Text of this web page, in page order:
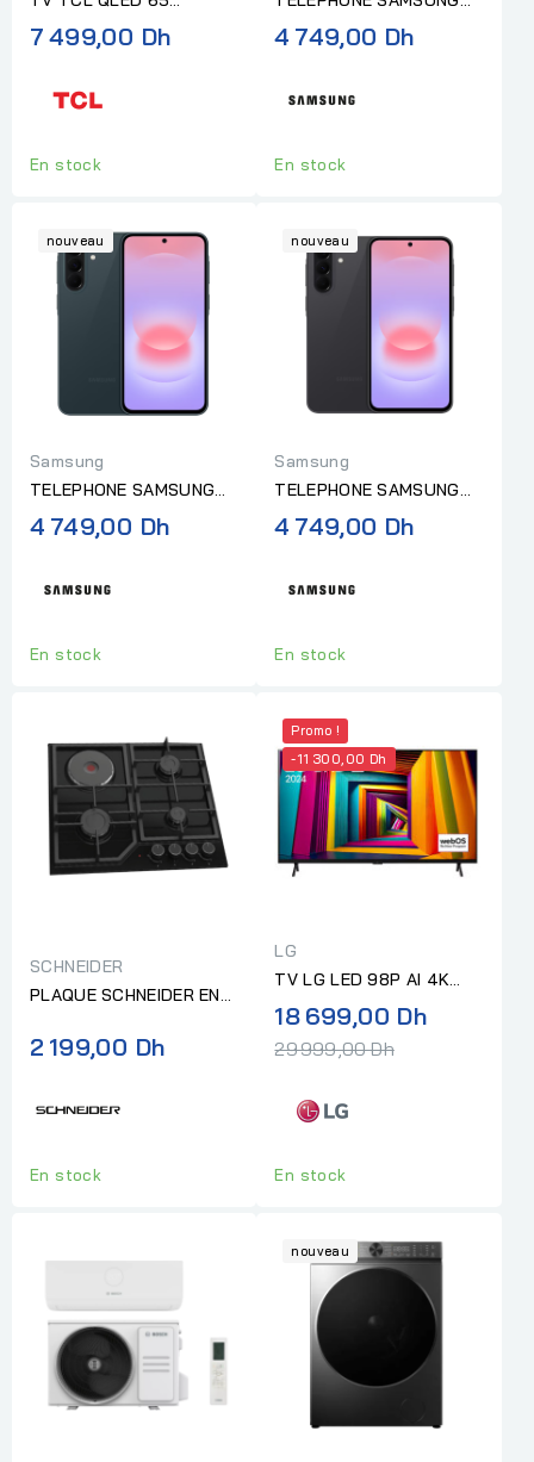
POUCES UHD SMART
144HZ
7 499,00 Dh
En stock
GALAXY A37 8G RAM
256G AWESOME
4 749,00 Dh
En stock
nouveau
Samsung
TELEPHONE SAMSUNG
GALAXY A37 8G RAM
256G AWESOME
4 749,00 Dh
En stock
nouveau
Samsung
TELEPHONE SAMSUNG
GALAXY A37 8G RAM
256G AWESOME
4 749,00 Dh
En stock
SCHNEIDER
PLAQUE SCHNEIDER EN
ELECTRIQUE
2 199,00 Dh
En stock
Promo !
-11 300,00 Dh
LG
TV LG LED 98P AI 4K
SMART UHD
18 699,00 DhPrix
29 999,00 Dh
En stock
nouveau